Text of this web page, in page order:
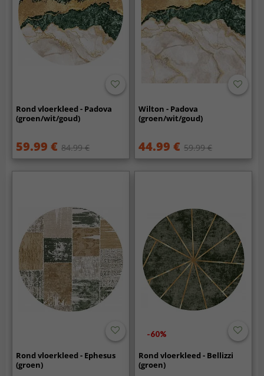
Rond vloerkleed - Padova
(groen/wit/goud)
59.99 € 84.99 €
Wilton - Padova
(groen/wit/goud)
44.99 € 59.99 €
Rond vloerkleed - Ephesus
(groen)
-60%
Rond vloerkleed - Bellizzi
(groen)